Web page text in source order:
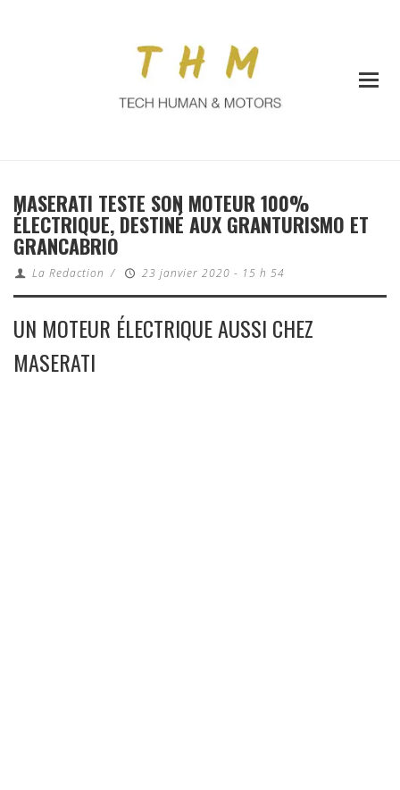
MASERATI TESTE SON MOTEUR 100%
ÉLECTRIQUE, DESTINÉ AUX GRANTURISMO ET
GRANCABRIO
La Redaction / 23 janvier 2020 - 15 h 54
UN MOTEUR ÉLECTRIQUE AUSSI CHEZ
MASERATI